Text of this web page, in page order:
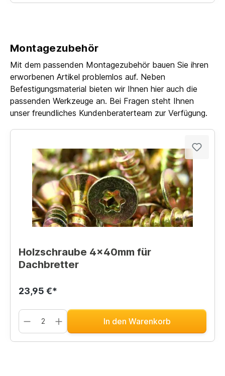
Montagezubehör
Mit dem passenden Montagezubehör bauen Sie ihren
erworbenen Artikel problemlos auf. Neben
Befestigungsmaterial bieten wir Ihnen hier auch die
passenden Werkzeuge an. Bei Fragen steht Ihnen
unser freundliches Kundenberaterteam zur Verfügung.
Holzschraube 4x40mm für
Dachbretter
23,95 €*
In den Warenkorb